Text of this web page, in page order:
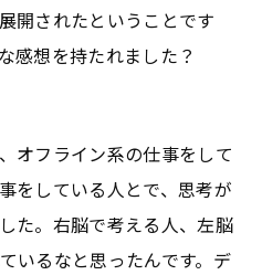
開されたということです
感想を持たれました？
オフライン系の仕事をして
をしている人とで、思考が
た。右脳で考える人、左脳
いるなと思ったんです。デ